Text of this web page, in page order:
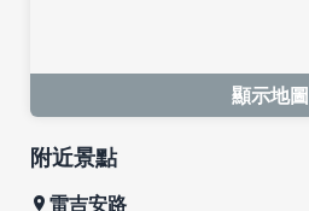
顯示地圖
附近景點
雷吉安路